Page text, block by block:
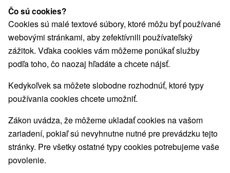
Hrady, zámky, zrúcaniny
Vyhliadkové lety a plavby(2) Šport(10)
Jazda na koni(4) Skanzeny(12) Divadlá(3)
Horské chaty(15) Kaštiele (12)
Laserarény a paintball(3) Plte, rafting, splavy
Architektonické stavby Lyžiarske strediská
Mestské a zámocké parky(7) Pramene(10)
Golfové ihriská(3) Vínne cesty(1)
Túry a turistické chodníky(52) Štíty(44) Jaskyne(13)
Bobové dráhy(2) Lanové dráhy(4)
Adrenalinové atrakcie(19) Turistické atrakcie(50)
Múzeá a galérie
Čo sú cookies?
Cookies sú malé textové súbory, ktoré môžu byť používané
webovými stránkami, aby zefektívnili používateľský
zážitok. Vďaka cookies vám môžeme ponúkať služby
podľa toho, čo naozaj hľadáte a chcete nájsť.
Kedykoľvek sa môžete slobodne rozhodnúť, ktoré typy
používania cookies chcete umožniť.
Zákon uvádza, že môžeme ukladať cookies na vašom
zariadení, pokiaľ sú nevyhnutne nutné pre prevádzku tejto
stránky. Pre všetky ostatné typy cookies potrebujeme vaše
povolenie.